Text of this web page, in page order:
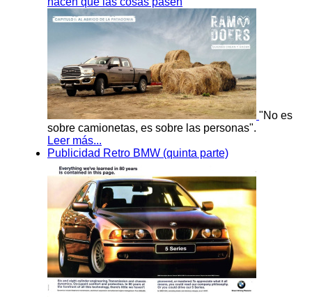
"No es
sobre camionetas, es sobre las personas".
Leer más...
Publicidad Retro BMW (quinta parte)